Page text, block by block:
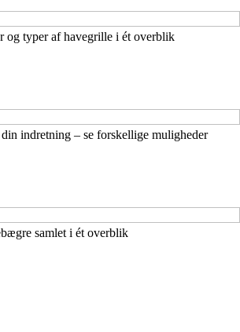
og typer af havegrille i ét overblik
indretning – se forskellige muligheder
samlet i ét overblik